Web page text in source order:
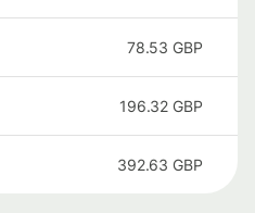
78.53 GBP
196.32 GBP
392.63 GBP